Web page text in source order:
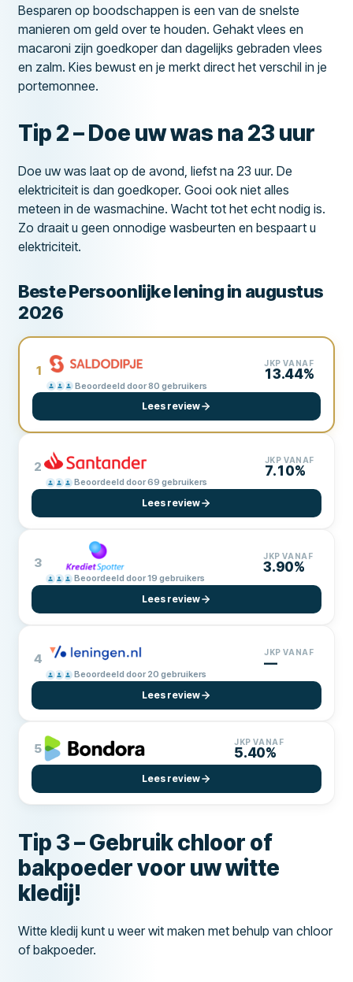
Besparen op boodschappen is een van de snelste
manieren om geld over te houden. Gehakt vlees en
macaroni zijn goedkoper dan dagelijks gebraden vlees
en zalm. Kies bewust en je merkt direct het verschil in je
portemonnee.
Tip 2 – Doe uw was na 23 uur
Doe uw was laat op de avond, liefst na 23 uur. De
elektriciteit is dan goedkoper. Gooi ook niet alles
meteen in de wasmachine. Wacht tot het echt nodig is.
Zo draait u geen onnodige wasbeurten en bespaart u
elektriciteit.
Beste Persoonlijke lening in augustus
2026
1
Beoordeeld door 80 gebruikers
JKP VANAF
13.44%
Lees review
2
Beoordeeld door 69 gebruikers
JKP VANAF
7.10%
Lees review
3
Beoordeeld door 19 gebruikers
JKP VANAF
3.90%
Lees review
4
Beoordeeld door 20 gebruikers
JKP VANAF
—
Lees review
5 JKP VANAF
5.40%
Lees review
Tip 3 – Gebruik chloor of
bakpoeder voor uw witte
kledij!
Witte kledij kunt u weer wit maken met behulp van chloor
of bakpoeder.